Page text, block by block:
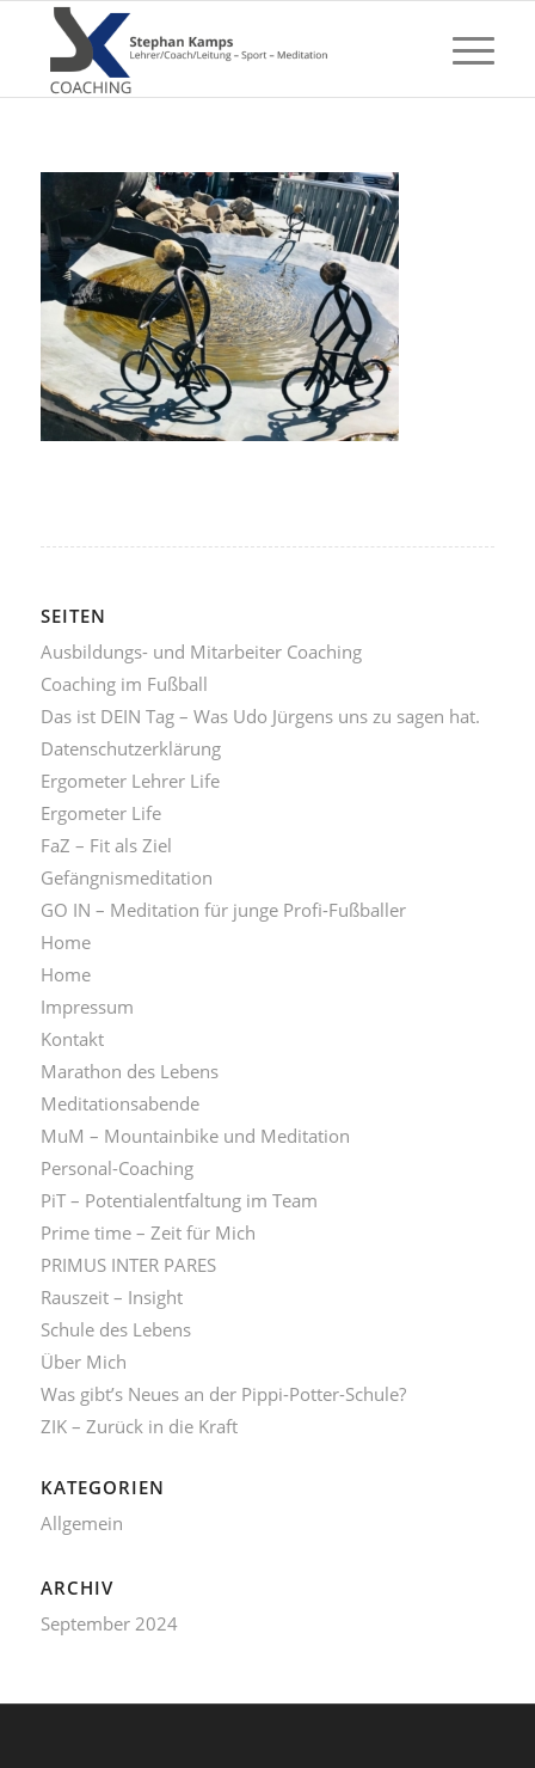
SEITEN
Ausbildungs- und Mitarbeiter Coaching
Coaching im Fußball
Das ist DEIN Tag – Was Udo Jürgens uns zu sagen hat.
Datenschutzerklärung
Ergometer Lehrer Life
Ergometer Life
FaZ – Fit als Ziel
Gefängnismeditation
GO IN – Meditation für junge Profi-Fußballer
Home
Home
Impressum
Kontakt
Marathon des Lebens
Meditationsabende
MuM – Mountainbike und Meditation
Personal-Coaching
PiT – Potentialentfaltung im Team
Prime time – Zeit für Mich
PRIMUS INTER PARES
Rauszeit – Insight
Schule des Lebens
Über Mich
Was gibt’s Neues an der Pippi-Potter-Schule?
ZIK – Zurück in die Kraft
KATEGORIEN
Allgemein
ARCHIV
September 2024